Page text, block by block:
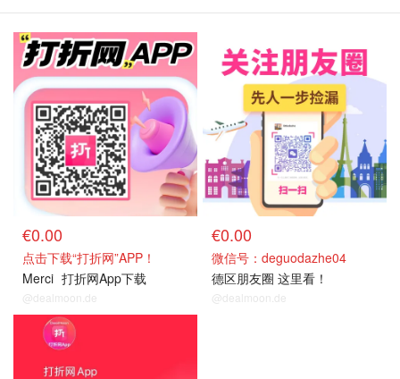
€0.00
点击下载“打折网”APP！
Merci 打折网App下载
@dealmoon.de
€0.00
微信号：deguodazhe04
德区朋友圈 这里看！
@dealmoon.de